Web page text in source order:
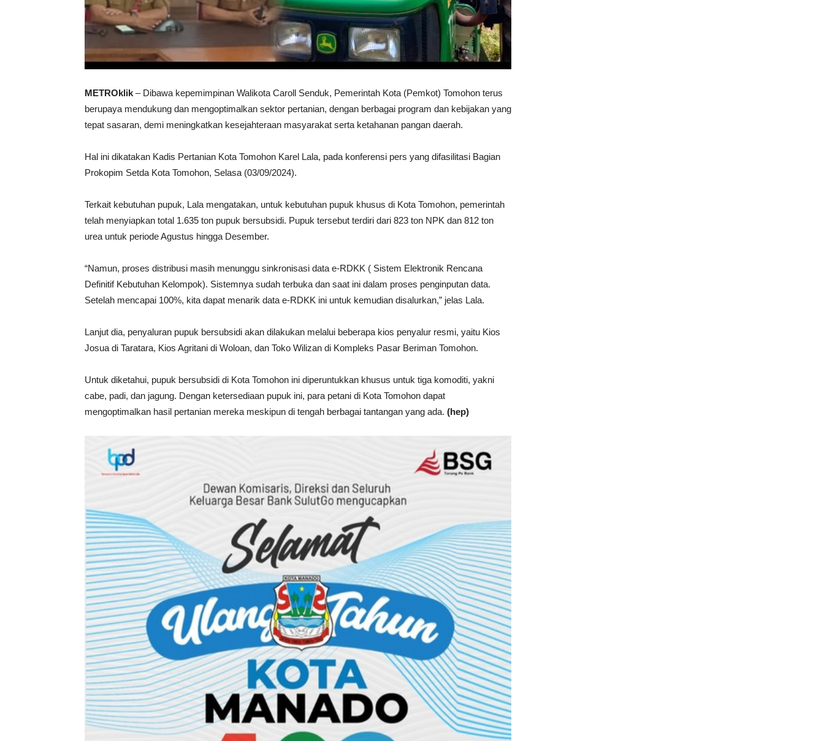
METROklik – Dibawa kepemimpinan Walikota Caroll Senduk, Pemerintah Kota (Pemkot) Tomohon terus
berupaya mendukung dan mengoptimalkan sektor pertanian, dengan berbagai program dan kebijakan yang
tepat sasaran, demi meningkatkan kesejahteraan masyarakat serta ketahanan pangan daerah.
Hal ini dikatakan Kadis Pertanian Kota Tomohon Karel Lala, pada konferensi pers yang difasilitasi Bagian
Prokopim Setda Kota Tomohon, Selasa (03/09/2024).
Terkait kebutuhan pupuk, Lala mengatakan, untuk kebutuhan pupuk khusus di Kota Tomohon, pemerintah
telah menyiapkan total 1.635 ton pupuk bersubsidi. Pupuk tersebut terdiri dari 823 ton NPK dan 812 ton
urea untuk periode Agustus hingga Desember.
“Namun, proses distribusi masih menunggu sinkronisasi data e-RDKK ( Sistem Elektronik Rencana
Definitif Kebutuhan Kelompok). Sistemnya sudah terbuka dan saat ini dalam proses penginputan data.
Setelah mencapai 100%, kita dapat menarik data e-RDKK ini untuk kemudian disalurkan,” jelas Lala.
Lanjut dia, penyaluran pupuk bersubsidi akan dilakukan melalui beberapa kios penyalur resmi, yaitu Kios
Josua di Taratara, Kios Agritani di Woloan, dan Toko Wilizan di Kompleks Pasar Beriman Tomohon.
Untuk diketahui, pupuk bersubsidi di Kota Tomohon ini diperuntukkan khusus untuk tiga komoditi, yakni
cabe, padi, dan jagung. Dengan ketersediaan pupuk ini, para petani di Kota Tomohon dapat
mengoptimalkan hasil pertanian mereka meskipun di tengah berbagai tantangan yang ada. (hep)